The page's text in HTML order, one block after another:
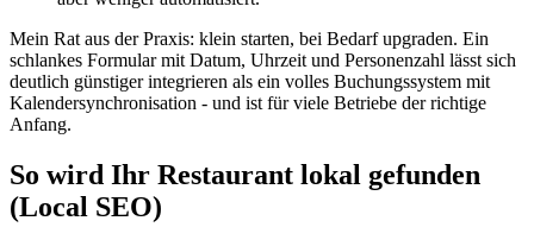
Mein Rat aus der Praxis: klein starten, bei Bedarf upgraden. Ein
schlankes Formular mit Datum, Uhrzeit und Personenzahl lässt sich
deutlich günstiger integrieren als ein volles Buchungssystem mit
Kalendersynchronisation - und ist für viele Betriebe der richtige
Anfang.
So wird Ihr Restaurant lokal gefunden
(Local SEO)